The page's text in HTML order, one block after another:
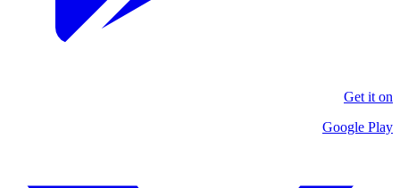
Get it on
Google Play